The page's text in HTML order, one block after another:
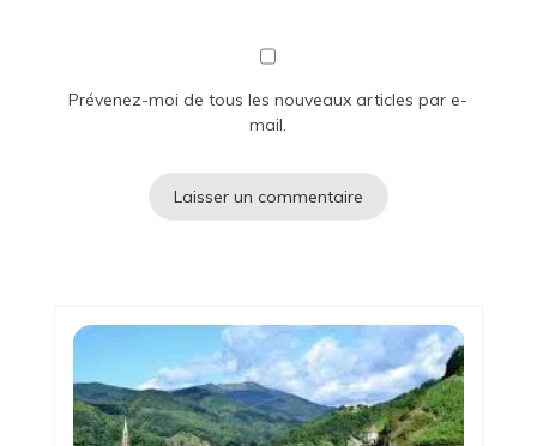
Prévenez-moi de tous les nouveaux articles par e-
mail.